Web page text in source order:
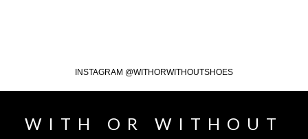
INSTAGRAM @WITHORWITHOUTSHOES
WITH OR WITHOUT